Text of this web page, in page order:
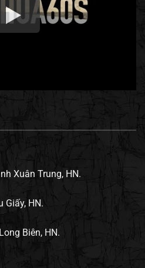
Xuân Trung, HN.
Giấy, HN.
Biên, HN.